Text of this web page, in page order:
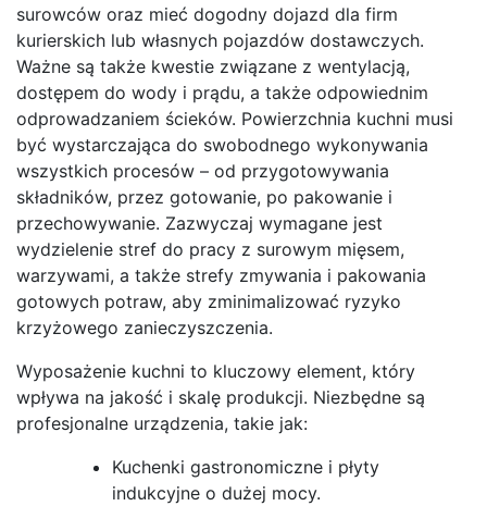
surowców oraz mieć dogodny dojazd dla firm
kurierskich lub własnych pojazdów dostawczych.
Ważne są także kwestie związane z wentylacją,
dostępem do wody i prądu, a także odpowiednim
odprowadzaniem ścieków. Powierzchnia kuchni musi
być wystarczająca do swobodnego wykonywania
wszystkich procesów – od przygotowywania
składników, przez gotowanie, po pakowanie i
przechowywanie. Zazwyczaj wymagane jest
wydzielenie stref do pracy z surowym mięsem,
warzywami, a także strefy zmywania i pakowania
gotowych potraw, aby zminimalizować ryzyko
krzyżowego zanieczyszczenia.
Wyposażenie kuchni to kluczowy element, który
wpływa na jakość i skalę produkcji. Niezbędne są
profesjonalne urządzenia, takie jak:
Kuchenki gastronomiczne i płyty
indukcyjne o dużej mocy.